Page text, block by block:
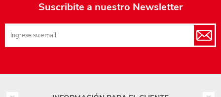
Suscribite a nuestro Newsletter